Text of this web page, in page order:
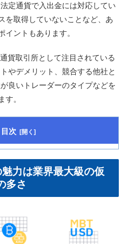
定通貨で入出金には対応してい
を取得していないことなど、あ
イントもあります。
貨取引所として注目されている
やデメリット、競合する他社と
良いトレーダーのタイプなどを
す。
目次
力は業界最大級の仮
多さ